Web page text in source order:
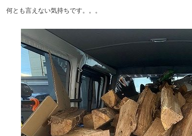
何とも言えない気持ちです。。。